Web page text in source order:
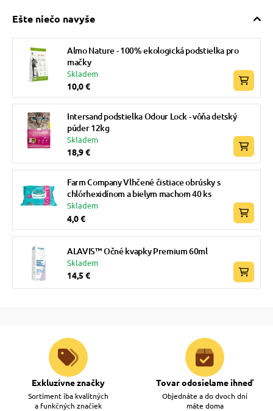
Ešte niečo navyše
Almo Nature - 100% ekologická podstielka pro
mačky
Skladem
10,0 €
Intersand podstielka Odour Lock - vôňa detský
púder 12kg
Skladem
18,9 €
Farm Company Vlhčené čistiace obrúsky s
chlórhexidínom a bielym machom 40 ks
Skladem
4,0 €
ALAVIS™ Očné kvapky Premium 60ml
Skladem
14,5 €
Exkluzívne značky
Sortiment iba kvalitných
a funkčných značiek
Tovar odosielame ihneď
Objednáte a do dvoch dní
máte doma